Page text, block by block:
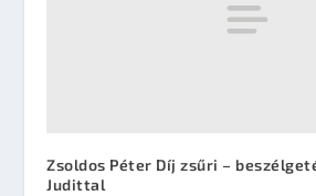
Zsoldos Péter Díj zsűri –
Judittal